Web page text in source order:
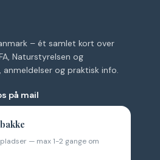
– ét samlet kort over
Naturstyrelsen og
anmeldelser og praktisk info.
på mail
— max 1-2 gange om